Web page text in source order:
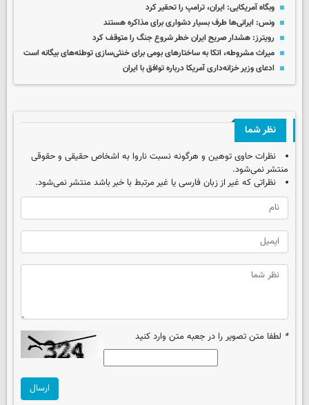
وبگاه آمریکایی: ایران، ترامپ را تحقیر کرد
ونس: ایرانی‌ها طرف بسیار دشواری برای مذاکره هستند
رویترز: هشدار صریح ایران خطر شروع جنگ را متوقف کرد
میراث مشروطه، اتکا به ساختارهای بومی برای خنثی‌سازی توطئه‌های بیگانه است
ادعای وزیر خزانه‌داری آمریکا درباره توافق با ایران
نظر شما
نظرات حاوی توهین و هرگونه نسبت ناروا به اشخاص حقیقی و حقوقی
منتشر نمی‌شود.
نظراتی که غیر از زبان فارسی یا غیر مرتبط با خبر باشد منتشر نمی‌شود.
* لطفا متن تصویر را در جعبه متن وارد کنید
ارسال